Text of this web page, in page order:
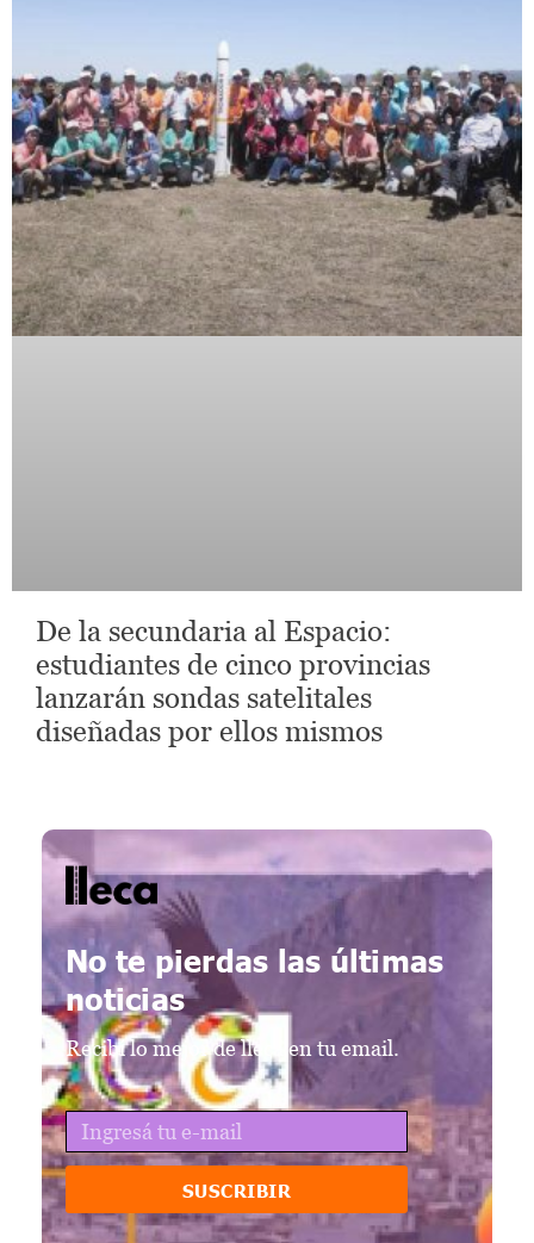
De la secundaria al Espacio:
estudiantes de cinco provincias
lanzarán sondas satelitales
diseñadas por ellos mismos
lleca - Periodismo callejero
Periodismo callejero
No te pierdas las últimas
noticias
Recibí lo mejor de lleca en tu email.
SUSCRIBIR